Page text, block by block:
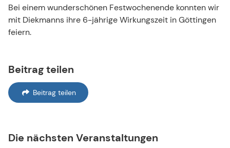
Bei einem wunderschönen Festwochenende konnten wir
mit Diekmanns ihre 6-jährige Wirkungszeit in Göttingen
feiern.
Beitrag teilen
Beitrag teilen
Die nächsten Veranstaltungen